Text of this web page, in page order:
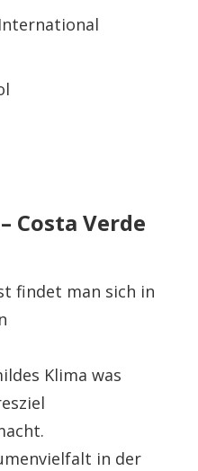
Costa Verde
findet man sich in
Klima was
in der